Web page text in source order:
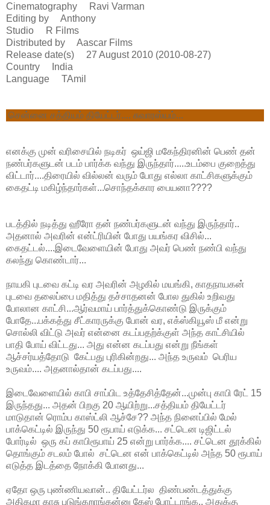
Cinematography Ravi Varman
Editing by Anthony
Studio R Films
Distributed by Aascar Films
Release date(s) 27 August 2010 (2010-08-27)
Country India
Language TAmil
சென்னை சத்தியம் தியேட்டர்.... சுவாரஸ்யம்...
எனக்கு முன் வரிசையில் நடிகர் ஒய்ஜி மகேந்திரனின் பெண் தன்
நண்பர்களுடன் படம் பார்க்க வந்து இருந்தார்.....உடம்பை குறைத்து
விட்டார்....திரையில் வில்லன் வரும் போது எல்லா காட்சிகளுக்கும்
கைதட்டி மகிழ்ந்தார்கள்...சொந்தக்கார பையனா????
படத்தில் நடித்து ஹீரோ தன் நண்பர்களுடன் வந்து இருந்தார்..
அதனால் அவரின் என்ட்ரியின் போது பயங்கர விசில்...
கைதட்டல்....இடைவேளையின் போது அவர் பெண் நண்பி வந்து
கலந்து கொண்டார்...
நாயகி புடவை கட்டி வர அவரின் அழகில் மயங்கி, காதநாயகன்
புடவை தலைப்பை மதித்து தச்சாதனன் போல துகில் உறிவது
போலான காட்சி...ஆர்வமாய் பார்த்துக்கொண்டு இருக்கும்
போதே...பக்கத்து சீட்காரருக்கு போன் வர, எக்ஸ்கியூஸ் மீ என்று
சொல்லி விட்டு அவர் என்னை கடப்பதற்க்குள் அந்த காட்சியில்
பாதி போய் விட்டது... அது என்ன கடப்பது என்று நீங்கள்
ஆச்சர்யத்தோடு கேட்பது புரிகின்றது... அந்த உருவம் பெரிய
உருவம்.... அதனால்தான் கடப்பது....
இடைவேளையில் காபி சாப்பிட உத்தேசித்தேன்...முன்பு காபி ரேட் 15
இருந்தது... அதன் பிறகு 20 ஆயிற்று...சத்தியம் தியேட்டர்
மாடுதான் ரொம்ப காஸ்ட்லி ஆச்சே?? அந்த நினைப்பில் மேல்
பாக்கெட்டில் இருந்து 50 ரூபாய் எடுக்க... சட்டென டிஜிட்டல்
போர்டில் ஒரு கப் காபிரூபாய் 25 என்று பார்க்க.... சட்டென தூக்கில்
தொங்கும் சடலம் போல் சட்டென என் பாக்கெட்டில் அந்த 50 ரூபாய்
எடுத்த இடத்தை நோக்கி போனது...
ஏதோ ஒரு புண்ணியவான்.. தியேட்டர்ல திண்பண்டத்துக்கு
அதிகமா காசு புடுங்கறாங்கன்னு கேஸ் போட்டாங்க.. அதுக்கு